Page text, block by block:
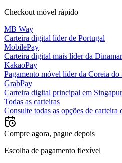
Checkout móvel rápido
MB Way
Carteira digital líder de Portugal
MobilePay
Carteira digital mais líder da
KakaoPay
Pagamento móvel líder da Coreia do
GrabPay
Carteira digital principal em
Todas as carteiras
Consulte todas as opções de carteira
Compre agora, pague depois
Escolha de pagamento flexível